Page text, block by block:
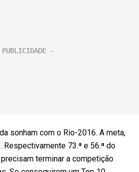
sonham com o Rio-2016. A meta,
Respectivamente 73.ª e 56.ª do
terminar a competição